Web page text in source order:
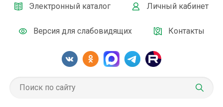
Электронный каталог Личный кабинет
Версия для слабовидящих Контакты